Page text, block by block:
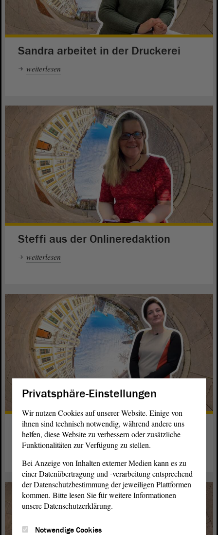
Sandra arbeitet in der Druckerei
weiterlesen
Steffi aus der Onlineredaktion
weiterlesen
Vivian hat alle Bücher im Blick
weiterlesen
Privatsphäre-Einstellungen
Wir nutzen Cookies auf unserer Website. Einige von
ihnen sind technisch notwendig, während andere uns
helfen, diese Website zu verbessern oder zusätzliche
Funktionalitäten zur Verfügung zu stellen.
Bei Anzeige von Inhalten externer Medien kann es zu
einer Datenübertragung und -verarbeitung entsprechend
der Datenschutzbestimmung der jeweiligen Plattformen
kommen. Bitte lesen Sie für weitere Informationen
unsere Datenschutzerklärung.
Notwendige Cookies